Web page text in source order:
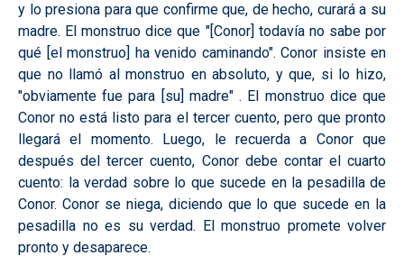
y lo presiona para que confirme que, de hecho, curará a su
madre. El monstruo dice que "[Conor] todavía no sabe por
qué [el monstruo] ha venido caminando". Conor insiste en
que no llamó al monstruo en absoluto, y que, si lo hizo,
"obviamente fue para [su] madre" . El monstruo dice que
Conor no está listo para el tercer cuento, pero que pronto
llegará el momento. Luego, le recuerda a Conor que
después del tercer cuento, Conor debe contar el cuarto
cuento: la verdad sobre lo que sucede en la pesadilla de
Conor. Conor se niega, diciendo que lo que sucede en la
pesadilla no es su verdad. El monstruo promete volver
pronto y desaparece.